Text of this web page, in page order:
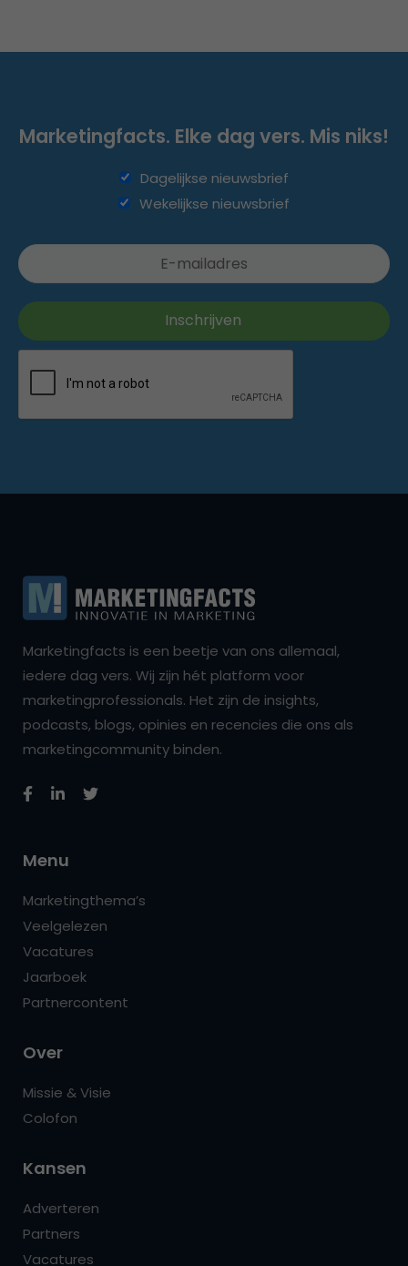
Marketingfacts. Elke dag vers. Mis niks!
Dagelijkse nieuwsbrief
Wekelijkse nieuwsbrief
Marketingfacts is een beetje van ons allemaal,
iedere dag vers. Wij zijn hét platform voor
marketingprofessionals. Het zijn de insights,
podcasts, blogs, opinies en recencies die ons als
marketingcommunity binden.
Menu
Marketingthema’s
Veelgelezen
Vacatures
Jaarboek
Partnercontent
Over
Missie & Visie
Colofon
Kansen
Adverteren
Partners
Vacatures